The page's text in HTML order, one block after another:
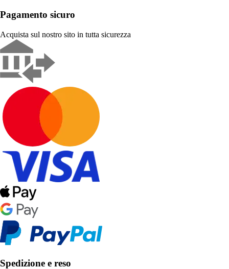
Pagamento sicuro
Acquista sul nostro sito in tutta sicurezza
Spedizione e reso